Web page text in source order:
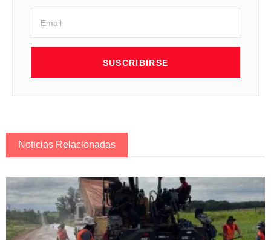
SUSCRIBIRSE
Noticias Relacionadas